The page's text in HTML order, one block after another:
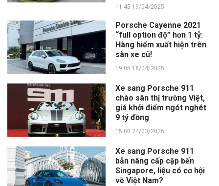
11:45 19/04/2025
Porsche Cayenne 2021
“full option độ” hơn 1 tỷ:
Hàng hiếm xuất hiện trên
sàn xe cũ!
19:05 18/04/2025
Xe sang Porsche 911
chào sân thị trường Việt,
giá khởi điểm ngót nghét
9 tỷ đồng
15:00 24/03/2025
Xe sang Porsche 911
bản nâng cấp cập bến
Singapore, liệu có cơ hội
về Việt Nam?